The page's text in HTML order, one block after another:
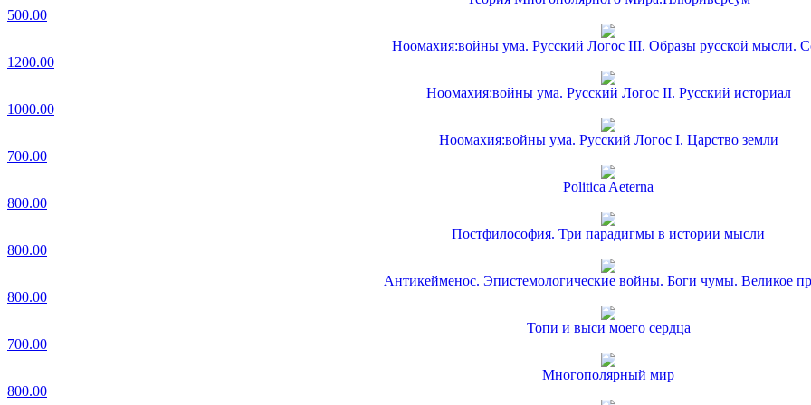
500.00
Ноомахия:войны ума. Русский Логос III. Образы русской мысли.
1200.00
Ноомахия:войны ума. Русский Логос II. Русский историал
1000.00
Ноомахия:войны ума. Русский Логос I. Царство земли
700.00
Politica Aeterna
800.00
Постфилософия. Три парадигмы в истории мысли
800.00
Антикейменос. Эпистемологические войны. Боги чумы. Великое
800.00
Топи и выси моего сердца
700.00
Многополярный мир
800.00